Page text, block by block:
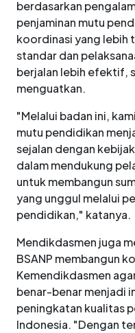
berdasarkan
penjaminan mutu
koordinasi yang lebih
standar dan
berjalan lebih efektif,
menguatkan.
"Melalui badan ini,
mutu pendidikan
sejalan dengan
dalam mendukung
untuk membangun
yang unggul melalui
pendidikan," katanya.
Mendikdasmen juga
BSANP membangun
Kemendikdasmen
benar-benar menjadi
peningkatan kualitas
Indonesia. "Dengan